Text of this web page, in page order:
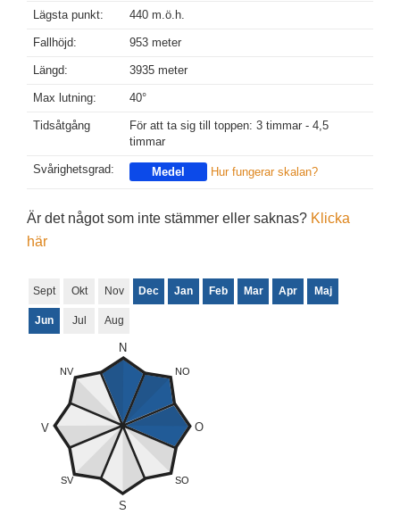
Lägsta punkt: 440 m.ö.h.
Fallhöjd: 953 meter
Längd: 3935 meter
Max lutning: 40°
Tidsåtgång
För att ta sig till toppen: 3 timmar - 4,5
timmar
Svårighetsgrad: Medel Hur fungerar skalan?
Är det något som inte stämmer eller saknas? Klicka
här
Sept Okt Nov Dec Jan Feb Mar Apr Maj
Jun Jul Aug
NV
V
SV
S
SO
O
NO
N